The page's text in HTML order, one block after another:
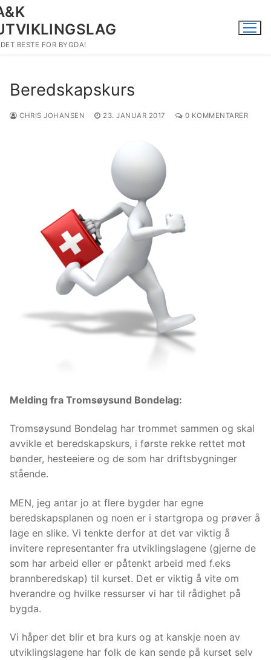
Hopp
til
innholdet
BESTE FOR BYGDA!
Beredskapskurs
CHRIS JOHANSEN 23. JANUAR 2017 0 KOMMENTARER
Melding fra Tromsøysund Bondelag:
Tromsøysund Bondelag har trommet sammen og skal
avvikle et beredskapskurs, i første rekke rettet mot
bønder, hesteeiere og de som har driftsbygninger
stående.
MEN, jeg antar jo at flere bygder har egne
beredskapsplanen og noen er i startgropa og prøver å
lage en slike. Vi tenkte derfor at det var viktig å
invitere representanter fra utviklingslagene (gjerne de
som har arbeid eller er påtenkt arbeid med f.eks
brannberedskap) til kurset. Det er viktig å vite om
hverandre og hvilke ressurser vi har til rådighet på
bygda.
Vi håper det blir et bra kurs og at kanskje noen av
utviklingslagene har folk de kan sende på kurset selv